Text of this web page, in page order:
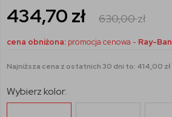
434,70 zł 630,00zł
cena obniżona: promocja cenowa - Ray-Ban
Najniższa cena z ostatnich 30 dni to: 414,00 zł
Wybierz kolor: